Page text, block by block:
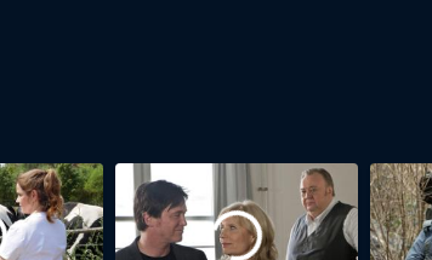
Franz
nach England
die
- Von der
erhält